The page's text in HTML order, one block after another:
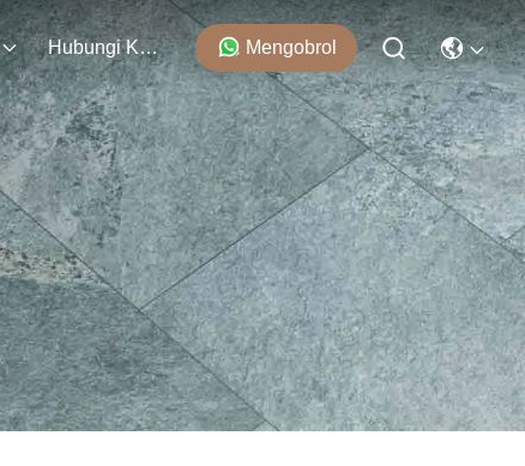
Hubungi Kami Mengobrol